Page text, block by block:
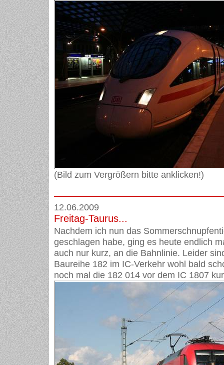
(Bild zum Vergrößern bitte anklicken!)
12.06.2009
Freitag-Taurus...
Nachdem ich nun das
geschlagen habe, ging es heute endlich
auch nur kurz, an die Bahnlinie. Leider
Baureihe 182 im IC-Verkehr wohl bald
noch mal die 182 014 vor dem IC 1807